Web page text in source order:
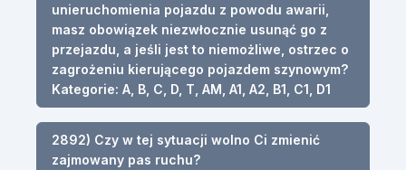
unieruchomienia pojazdu z powodu awarii,
masz obowiązek niezwłocznie usunąć go z
przejazdu, a jeśli jest to niemożliwe, ostrzec o
zagrożeniu kierującego pojazdem szynowym?
Kategorie: A, B, C, D, T, AM, A1, A2, B1, C1, D1
2892) Czy w tej sytuacji wolno Ci zmienić
zajmowany pas ruchu?